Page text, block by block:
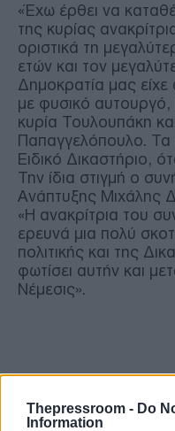
Thepressroom - Do
Information
«Έχω έρθει να
της κυρίας
οριστικά τη
ετών και τον
Δημοκρατία μας
με φυσικό
κυρία Τουλουπάκη
Παπαγγελόπουλο. Τα
Ειδικό Δικαστήριο,
Την ίδια στιγμή ο
Ανάπτυξης Μιχάλης
«Η ανακρίτρια του
ερευνά μια πολύ
πολιτικής και της
φωτίσει αυτήν και
Νέμεσις».